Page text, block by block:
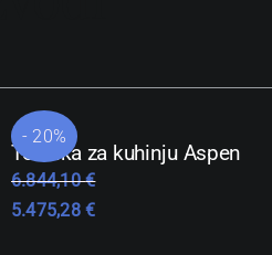
Tehnika za kuhinju Aspen
6.844,10€
5.475,28€
- 20%